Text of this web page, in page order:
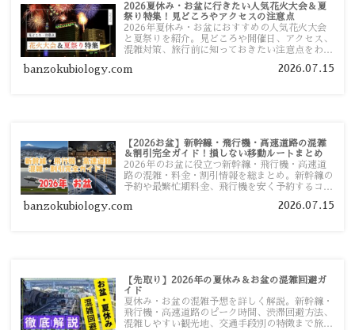
2026夏休み・お盆に行きたい人気花火大会＆夏
祭り特集！見どころやアクセスの注意点
2026年夏休み・お盆におすすめの人気花火大会
と夏祭りを紹介。見どころや開催日、アクセス、
混雑対策、旅行前に知っておきたい注意点をわか
banzokubiology.com 2026.07.15
【2026お盆】新幹線・飛行機・高速道路の混雑
＆割引完全ガイド！損しない移動ルートまとめ
2026年のお盆に役立つ新幹線・飛行機・高速道
路の混雑・料金・割引情報を総まとめ。新幹線の
予約や最繁忙期料金、飛行機を安く予約するコ
い移動方法を分かりやすく解説します。
banzokubiology.com 2026.07.15
【先取り】2026年の夏休み＆お盆の混雑回避ガ
イド
夏休み・お盆の混雑予想を詳しく解説。新幹線・
飛行機・高速道路のピーク時間、渋滞回避方法、
混雑しやすい観光地、交通手段別の特徴まで旅行